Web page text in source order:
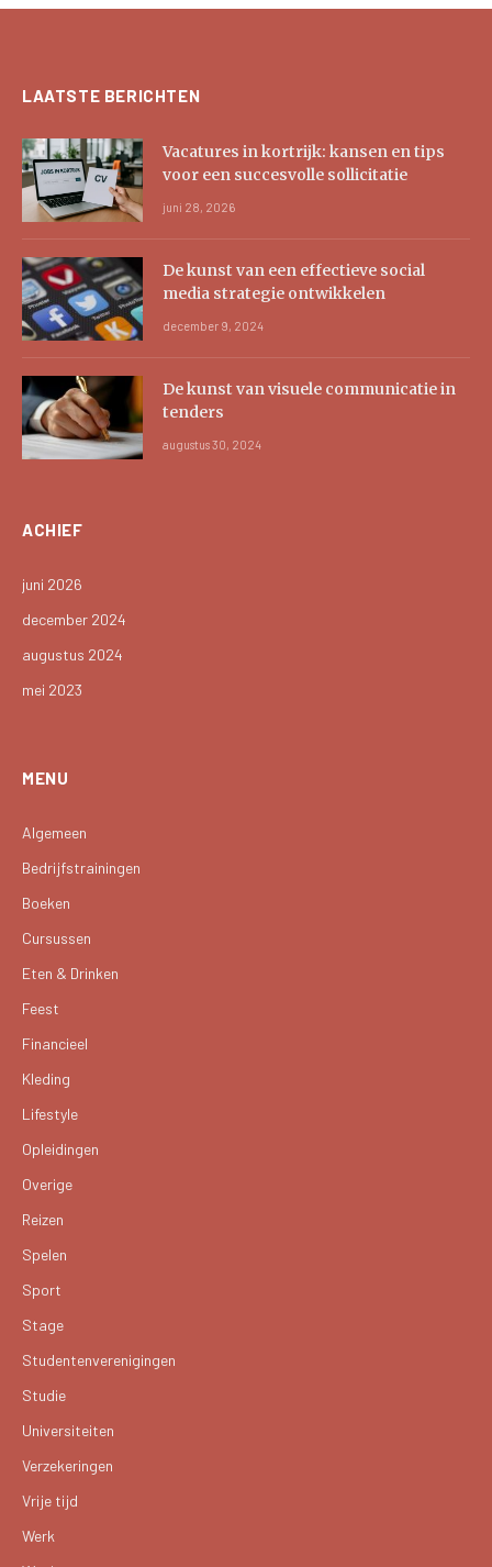
LAATSTE BERICHTEN
Vacatures in kortrijk: kansen en tips
voor een succesvolle sollicitatie
juni 28, 2026
De kunst van een effectieve social
media strategie ontwikkelen
december 9, 2024
De kunst van visuele communicatie in
tenders
augustus 30, 2024
ACHIEF
juni 2026
december 2024
augustus 2024
mei 2023
MENU
Algemeen
Bedrijfstrainingen
Boeken
Cursussen
Eten & Drinken
Feest
Financieel
Kleding
Lifestyle
Opleidingen
Overige
Reizen
Spelen
Sport
Stage
Studentenverenigingen
Studie
Universiteiten
Verzekeringen
Vrije tijd
Werk